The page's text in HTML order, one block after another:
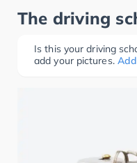
The driving
Is this your driving
add your pictures.